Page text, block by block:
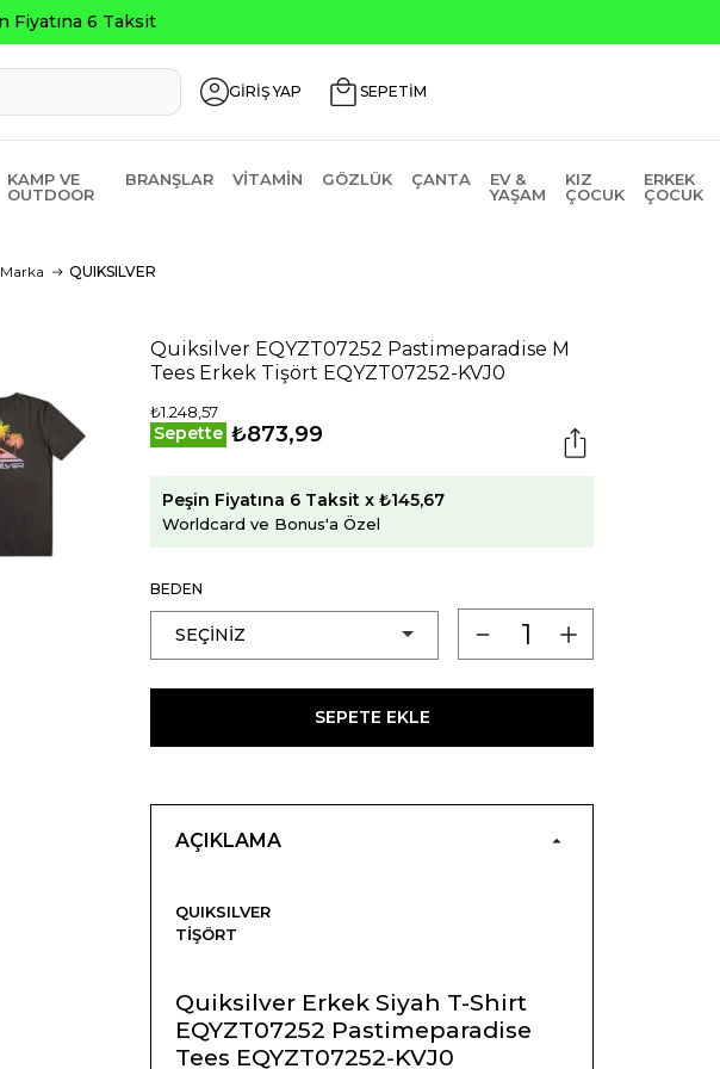
GİRİŞ YAP SEPETİM
KAMP VE
OUTDOOR
BRANŞLAR VITAMIN GÖZLÜK ÇANTA
EV &
YAŞAM
KIZ
ÇOCUK
ERKEK
ÇOCUK
Marka QUIKSILVER
Quiksilver EQYZT07252 Pastimeparadise M
Tees Erkek Tişört EQYZT07252-KVJ0
₺1.248,57
Sepette ₺873,99
Peşin Fiyatına 6 Taksit x ₺145,67
Worldcard ve Bonus'a Özel
BEDEN
SEPETE EKLE
AÇIKLAMA
QUIKSILVER
TIŞÖRT
Quiksilver Erkek Siyah T-Shirt
EQYZT07252 Pastimeparadise
Tees EQYZT07252-KVJ0